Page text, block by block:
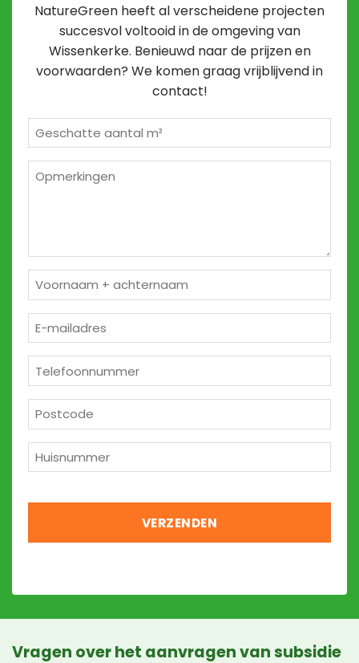
NatureGreen heeft al verscheidene projecten
succesvol voltooid in de omgeving van
Wissenkerke. Benieuwd naar de prijzen en
voorwaarden? We komen graag vrijblijvend in
contact!
m²
Naam
*
mailadres
*
*
*
Vragen over het aanvragen van subsidie